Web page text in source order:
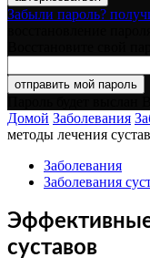
Забыли пароль?
Домой Заболевания
методы лечения
Заболевания
Заболевания
суставов